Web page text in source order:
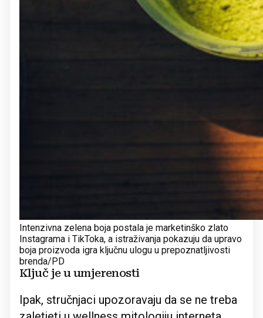
Intenzivna zelena boja postala je marketinško zlato
Instagrama i TikToka, a istraživanja pokazuju da upravo
boja proizvoda igra ključnu ulogu u prepoznatljivosti
brenda/PD
Ključ je u umjerenosti
Ipak, stručnjaci upozoravaju da se ne treba